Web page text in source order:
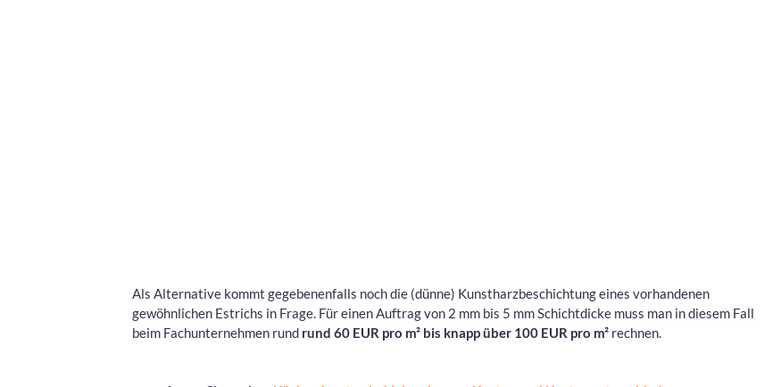
Als Alternative kommt gegebenenfalls noch die (dünne) Kunstharzbeschichtung eines vorhandenen
gewöhnlichen Estrichs in Frage. Für einen Auftrag von 2 mm bis 5 mm Schichtdicke muss man in diesem Fall
beim Fachunternehmen rund rund 60 EUR pro m² bis knapp über 100 EUR pro m² rechnen.